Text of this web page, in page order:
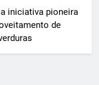
iniciativa pioneira
de
ACI OCESC
com as